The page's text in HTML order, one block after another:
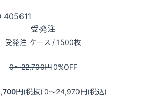
405611
受発注
受発注 ケース / 1500枚
0〜22,700円0%OFF
円(税抜) 0〜24,970円(税込)